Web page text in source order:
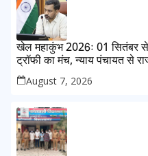
खेल महाकुंभ 2026ः 01 सितंबर से
ट्रॉफी का मंच, न्याय पंचायत से
August 7, 2026